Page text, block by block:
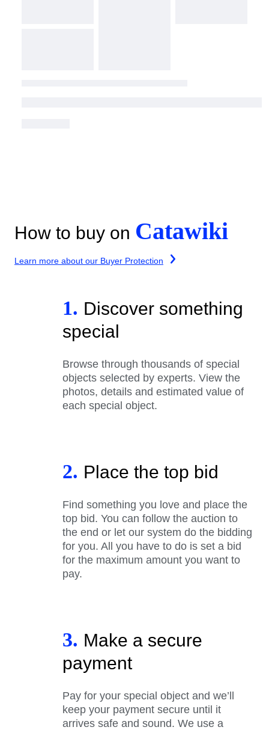
How to buy on Catawiki
Learn more about our Buyer Protection
1. Discover something
special
Browse through thousands of special
objects selected by experts. View the
photos, details and estimated value of
each special object.
2. Place the top bid
Find something you love and place the
top bid. You can follow the auction to
the end or let our system do the bidding
for you. All you have to do is set a bid
for the maximum amount you want to
pay.
3. Make a secure
payment
Pay for your special object and we’ll
keep your payment secure until it
arrives safe and sound. We use a